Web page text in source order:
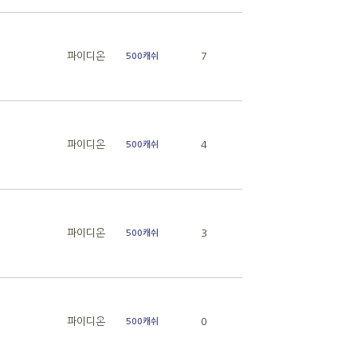
파이디온 500캐쉬 7
파이디온 500캐쉬 4
파이디온 500캐쉬 3
파이디온 500캐쉬 0